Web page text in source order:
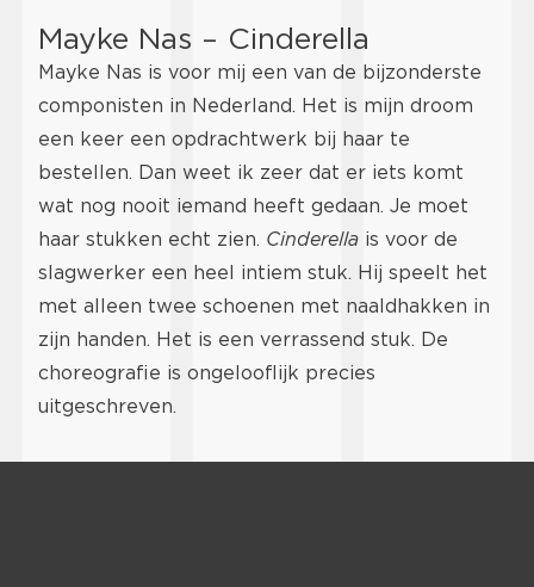
Mayke Nas – Cinderella
Mayke Nas is voor mij een van de bijzonderste
componisten in Nederland. Het is mijn droom
een keer een opdrachtwerk bij haar te
bestellen. Dan weet ik zeer dat er iets komt
wat nog nooit iemand heeft gedaan. Je moet
haar stukken echt zien. Cinderella is voor de
slagwerker een heel intiem stuk. Hij speelt het
met alleen twee schoenen met naaldhakken in
zijn handen. Het is een verrassend stuk. De
choreografie is ongelooflijk precies
uitgeschreven.